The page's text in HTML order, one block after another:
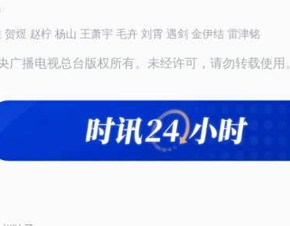
贺煜 赵柠 杨山 王萧宇 毛卉 刘霄 遇剑 金伊结 雷津铭
广播电视总台版权所有。未经许可，请勿转载使用。